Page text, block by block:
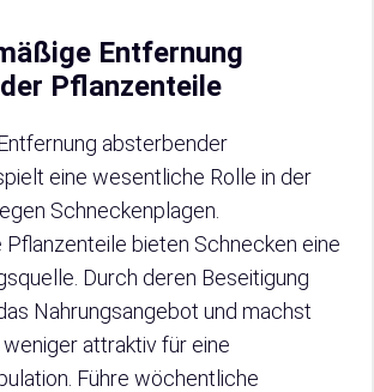
Entfernung
Pflanzenteile
absterbender
eine wesentliche Rolle in der
Schneckenplagen.
bieten Schnecken eine
Durch deren Beseitigung
Nahrungsangebot und machst
weniger attraktiv für eine
Führe wöchentliche